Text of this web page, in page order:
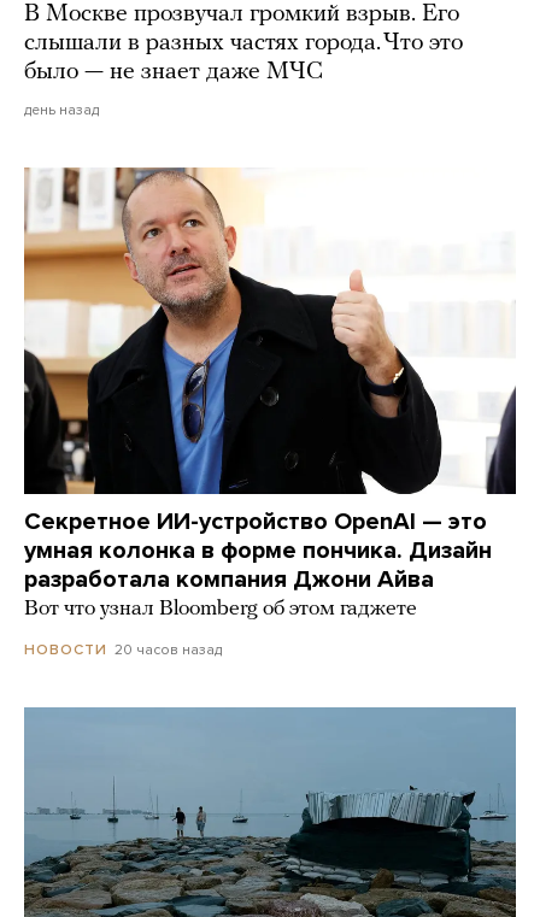
В Москве прозвучал громкий взрыв. Его
слышали в разных частях города. Что это
было — не знает даже МЧС
день назад
Секретное ИИ-устройство OpenAI — это
умная колонка в форме пончика. Дизайн
разработала компания Джони Айва
Вот что узнал Bloomberg об этом гаджете
НОВОСТИ 20 часов назад